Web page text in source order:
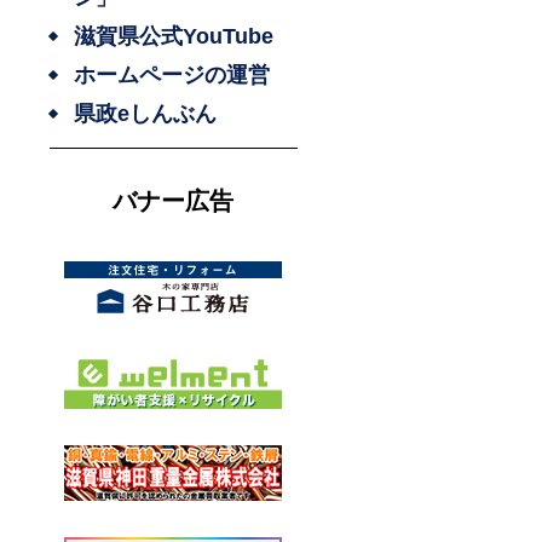
滋賀県公式YouTube
ホームページの運営
県政eしんぶん
バナー広告